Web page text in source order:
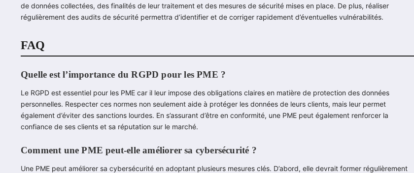
de données collectées, des finalités de leur traitement et des mesures de sécurité mises en place. De plus, réaliser
régulièrement des audits de sécurité permettra d’identifier et de corriger rapidement d’éventuelles vulnérabilités.
FAQ
Quelle est l’importance du RGPD pour les PME ?
Le RGPD est essentiel pour les PME car il leur impose des obligations claires en matière de protection des données
personnelles. Respecter ces normes non seulement aide à protéger les données de leurs clients, mais leur permet
également d’éviter des sanctions lourdes. En s’assurant d’être en conformité, une PME peut également renforcer la
confiance de ses clients et sa réputation sur le marché.
Comment une PME peut-elle améliorer sa cybersécurité ?
Une PME peut améliorer sa cybersécurité en adoptant plusieurs mesures clés. D’abord, elle devrait former régulièrement